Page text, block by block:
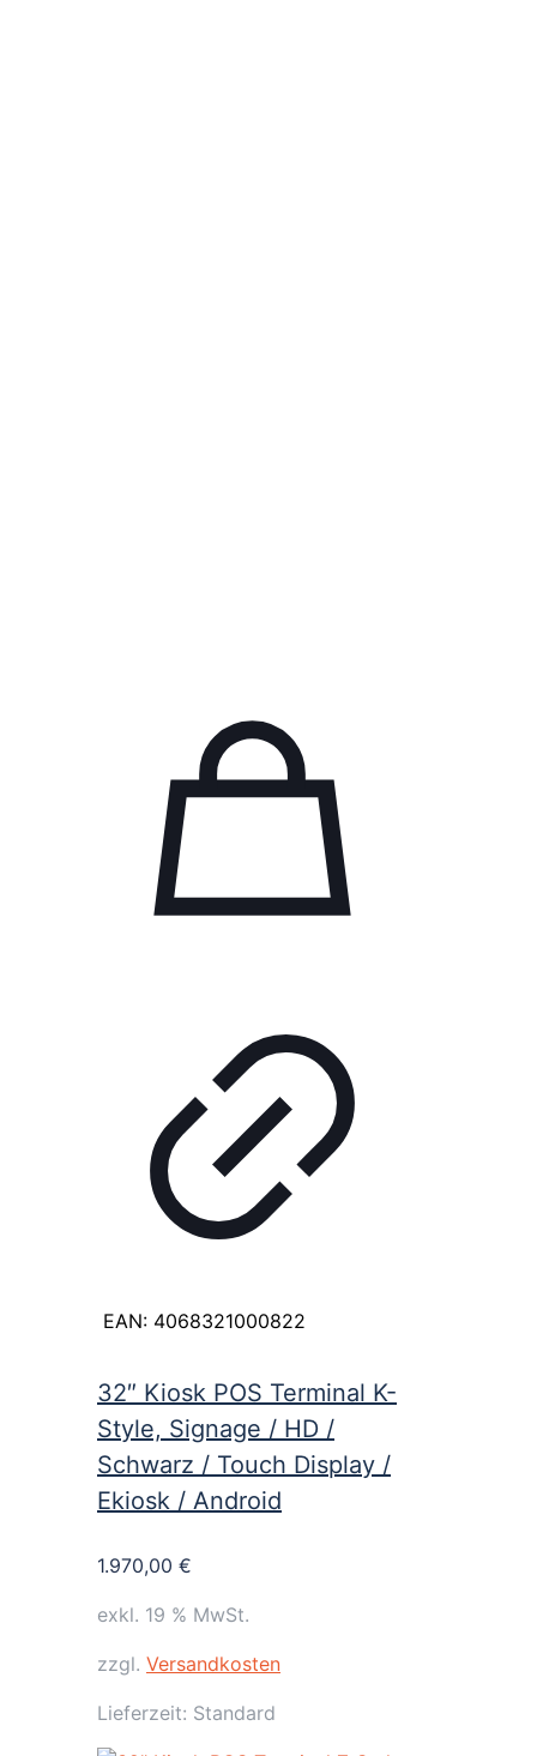
EAN: 4068321000822
32″ Kiosk POS Terminal K-
Style, Signage / HD /
Schwarz / Touch Display /
Ekiosk / Android
1.970,00 €
exkl. 19 % MwSt.
zzgl. Versandkosten
Lieferzeit: Standard